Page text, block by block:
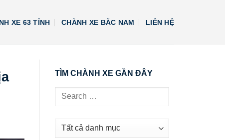
XE 63 TỈNH CHÀNH XE BẮC NAM LIÊN HỆ
TÌM CHÀNH XE GẦN ĐÂY